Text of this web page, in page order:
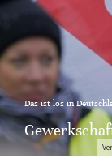
Das ist los in